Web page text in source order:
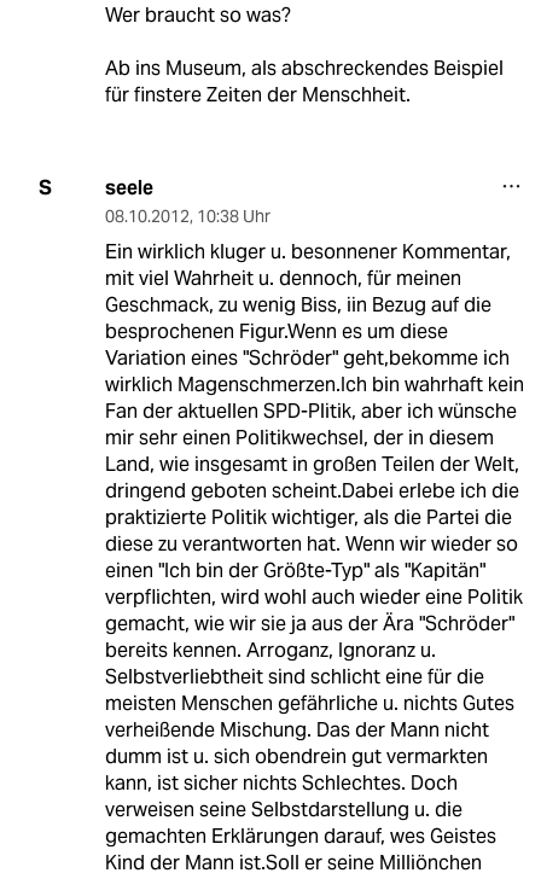
Wer braucht so was?
Ab ins Museum, als abschreckendes Beispiel
für finstere Zeiten der Menschheit.
S seele
08.10.2012, 10:38 Uhr
Ein wirklich kluger u. besonnener Kommentar,
mit viel Wahrheit u. dennoch, für meinen
Geschmack, zu wenig Biss, iin Bezug auf die
besprochenen Figur.Wenn es um diese
Variation eines "Schröder" geht,bekomme ich
wirklich Magenschmerzen.Ich bin wahrhaft kein
Fan der aktuellen SPD-Plitik, aber ich wünsche
mir sehr einen Politikwechsel, der in diesem
Land, wie insgesamt in großen Teilen der Welt,
dringend geboten scheint.Dabei erlebe ich die
praktizierte Politik wichtiger, als die Partei die
diese zu verantworten hat. Wenn wir wieder so
einen "Ich bin der Größte-Typ" als "Kapitän"
verpflichten, wird wohl auch wieder eine Politik
gemacht, wie wir sie ja aus der Ära "Schröder"
bereits kennen. Arroganz, Ignoranz u.
Selbstverliebtheit sind schlicht eine für die
meisten Menschen gefährliche u. nichts Gutes
verheißende Mischung. Das der Mann nicht
dumm ist u. sich obendrein gut vermarkten
kann, ist sicher nichts Schlechtes. Doch
verweisen seine Selbstdarstellung u. die
gemachten Erklärungen darauf, wes Geistes
Kind der Mann ist.Soll er seine Milliönchen